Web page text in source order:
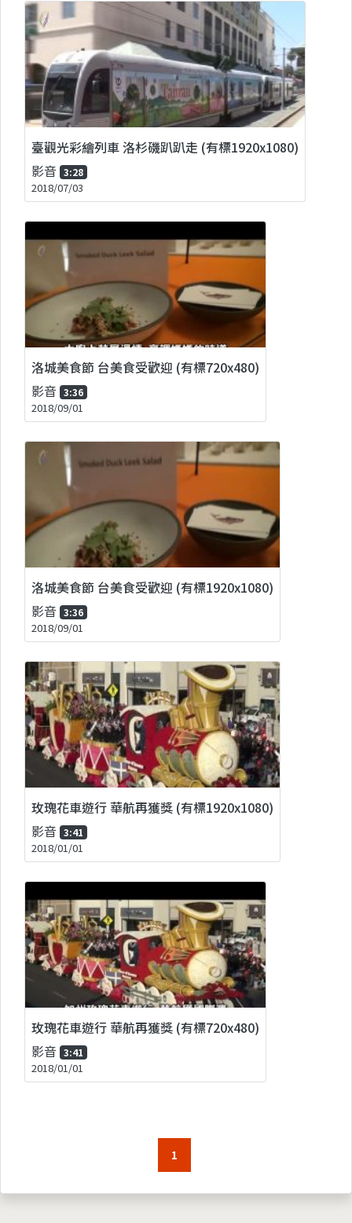
臺觀光彩繪列車 洛杉磯趴趴走 (有標1920x1080)
影音 3:28
2018/07/03
洛城美食節 台美食受歡迎 (有標720x480)
影音 3:36
2018/09/01
洛城美食節 台美食受歡迎 (有標1920x1080)
影音 3:36
2018/09/01
玫瑰花車遊行 華航再獲獎 (有標1920x1080)
影音 3:41
2018/01/01
玫瑰花車遊行 華航再獲獎 (有標720x480)
影音 3:41
2018/01/01
1